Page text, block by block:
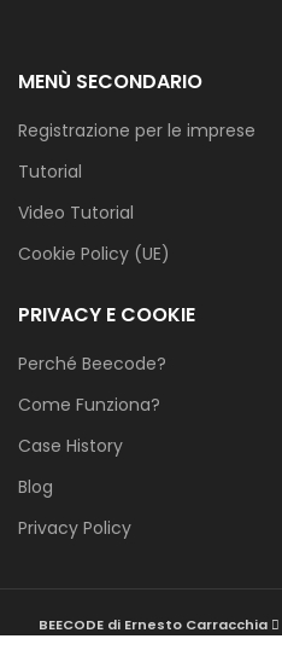
MENÙ SECONDARIO
Registrazione per le imprese
Tutorial
Video Tutorial
Cookie Policy (UE)
PRIVACY E COOKIE
Perché Beecode?
Come Funziona?
Case History
Blog
Privacy Policy
BEECODE di Ernesto Carracchia